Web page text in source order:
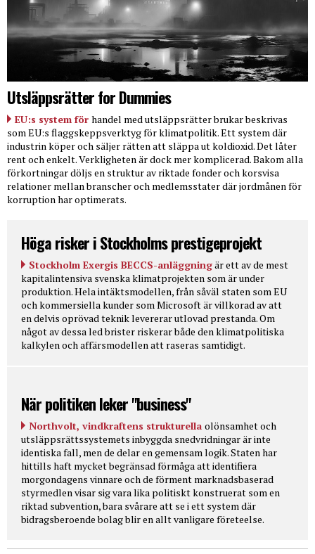
Utsläppsrätter for Dummies
EU:s system för handel med utsläppsrätter brukar beskrivas
som EU:s flaggskeppsverktyg för klimatpolitik. Ett system där
industrin köper och säljer rätten att släppa ut koldioxid. Det låter
rent och enkelt. Verkligheten är dock mer komplicerad. Bakom alla
förkortningar döljs en struktur av riktade fonder och korsvisa
relationer mellan branscher och medlemsstater där jordmånen för
korruption har optimerats.
Höga risker i Stockholms prestigeprojekt
Stockholm Exergis BECCS-anläggningär ett av de mest
kapitalintensiva svenska klimatprojekten som är under
produktion. Hela intäktsmodellen, från såväl staten som EU
och kommersiella kunder som Microsoft är villkorad av att
en delvis oprövad teknik levererar utlovad prestanda. Om
något av dessa led brister riskerar både den klimatpolitiska
kalkylen och affärsmodellen att raseras samtidigt.
När politiken leker "business"
Northvolt, vindkraftens strukturella olönsamhet och
utsläppsrättssystemets inbyggda snedvridningar är inte
identiska fall, men de delar en gemensam logik. Staten har
hittills haft mycket begränsad förmåga att identifiera
morgondagens vinnare och de förment marknadsbaserad
styrmedlen visar sig vara lika politiskt konstruerat som en
riktad subvention, bara svårare att se i ett system där
bidragsberoende bolag blir en allt vanligare företeelse.